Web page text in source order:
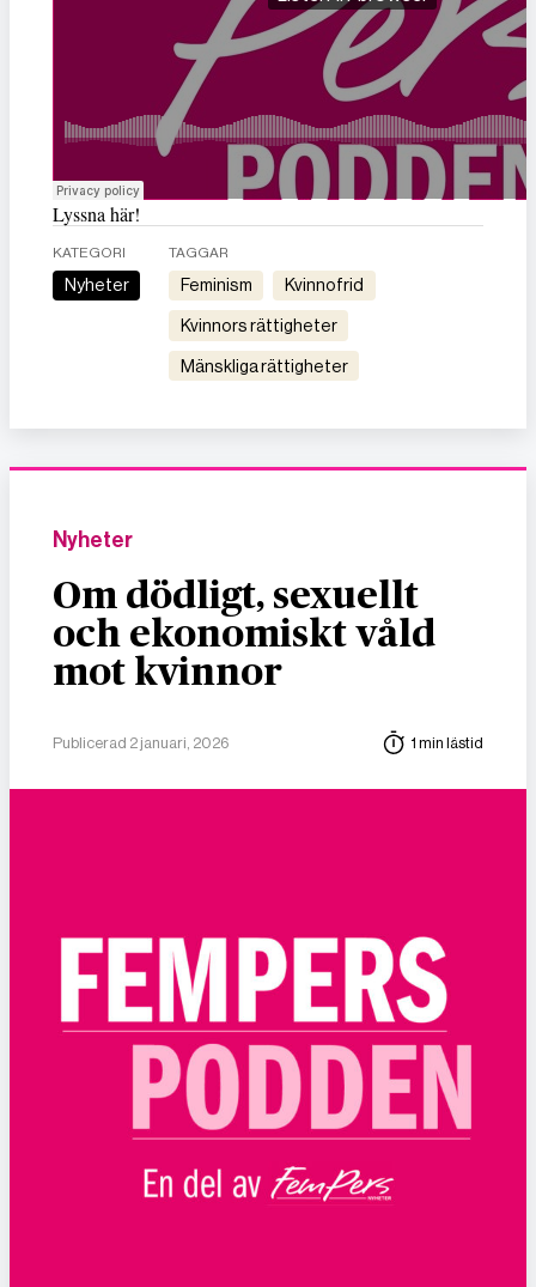
Lyssna här!
KATEGORI
Nyheter
TAGGAR
feminism kvinnofrid
kvinnors rättigheter
mänskliga rättigheter
Nyheter
Om dödligt, sexuellt
och ekonomiskt våld
mot kvinnor
Publicerad 2 januari, 2026 1 min lästid